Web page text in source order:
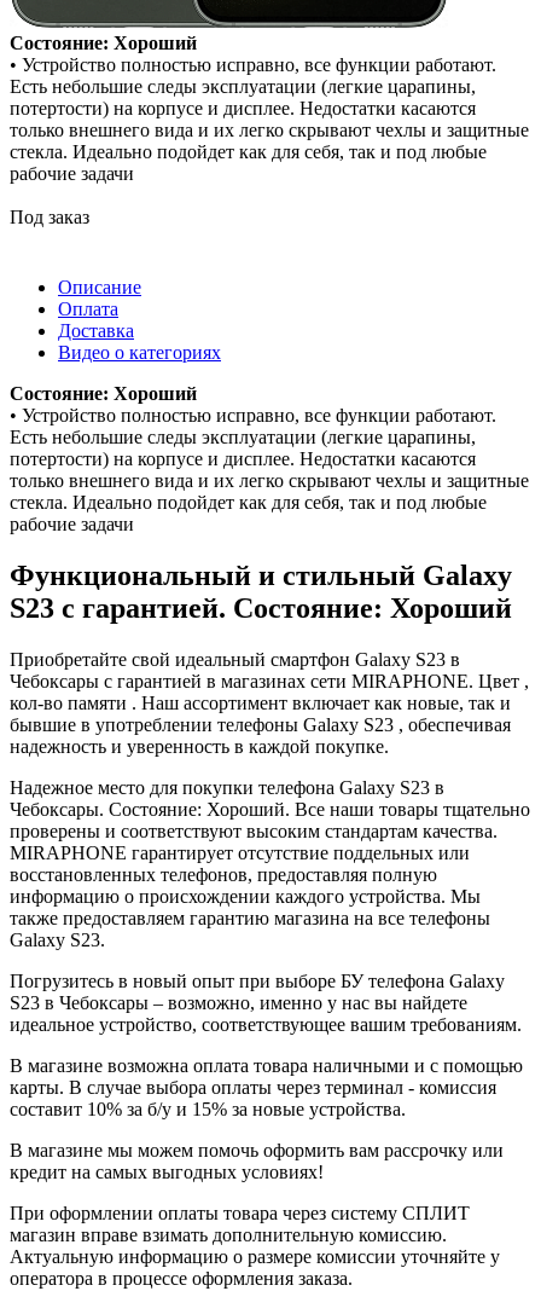
Состояние: Хороший
• Устройство полностью исправно, все функции работают.
Есть небольшие следы эксплуатации (легкие царапины,
потертости) на корпусе и дисплее. Недостатки касаются
только внешнего вида и их легко скрывают чехлы и защитные
стекла. Идеально подойдет как для себя, так и под любые
рабочие задачи
Под заказ
Описание
Оплата
Доставка
Видео о категориях
Состояние: Хороший
• Устройство полностью исправно, все функции работают.
Есть небольшие следы эксплуатации (легкие царапины,
потертости) на корпусе и дисплее. Недостатки касаются
только внешнего вида и их легко скрывают чехлы и защитные
стекла. Идеально подойдет как для себя, так и под любые
рабочие задачи
Функциональный и стильный Galaxy
S23 с гарантией. Состояние: Хороший
Приобретайте свой идеальный смартфон Galaxy S23 в
Чебоксары с гарантией в магазинах сети MIRAPHONE. Цвет ,
кол-во памяти . Наш ассортимент включает как новые, так и
бывшие в употреблении телефоны Galaxy S23 , обеспечивая
надежность и уверенность в каждой покупке.
Надежное место для покупки телефона Galaxy S23 в
Чебоксары. Состояние: Хороший. Все наши товары тщательно
проверены и соответствуют высоким стандартам качества.
MIRAPHONE гарантирует отсутствие поддельных или
восстановленных телефонов, предоставляя полную
информацию о происхождении каждого устройства. Мы
также предоставляем гарантию магазина на все телефоны
Galaxy S23.
Погрузитесь в новый опыт при выборе БУ телефона Galaxy
S23 в Чебоксары – возможно, именно у нас вы найдете
идеальное устройство, соответствующее вашим требованиям.
В магазине возможна оплата товара наличными и с помощью
карты. В случае выбора оплаты через терминал - комиссия
составит 10% за б/у и 15% за новые устройства.
В магазине мы можем помочь оформить вам рассрочку или
кредит на самых выгодных условиях!
При оформлении оплаты товара через систему СПЛИТ
магазин вправе взимать дополнительную комиссию.
Актуальную информацию о размере комиссии уточняйте у
оператора в процессе оформления заказа.